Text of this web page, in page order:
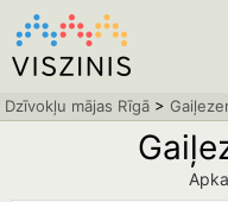
Dzīvokļu mājas Rīgā >